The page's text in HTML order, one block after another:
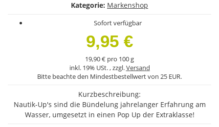
Kategorie: Markenshop
Sofort verfügbar
9,95 €
19,90 € pro 100 g
inkl. 19% USt. , zzgl.Versand
Bitte beachte den Mindestbestellwert von 25 EUR.
Kurzbeschreibung:
Nautik-Up's sind die Bündelung jahrelanger Erfahrung am
Wasser, umgesetzt in einen Pop Up der Extraklasse!